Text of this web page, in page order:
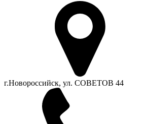
г.Новороссийск, ул. СОВЕТОВ 44